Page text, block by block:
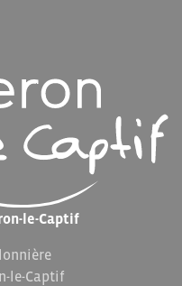
le-Captif
le-Captif